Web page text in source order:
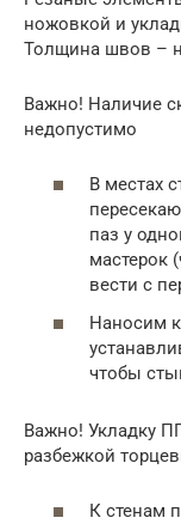
ножовкой и
Толщина швов –
Важно! Наличие
недопустимо
В местах
паз у
мастерок
вести с
Наносим
чтобы
Важно! Укладку
разбежкой
К стенам